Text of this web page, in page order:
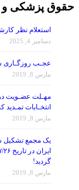
حقوق پزشکی و
استعلام نظر
دسامبر 4, 2025
عجـب روزگـاری
مارس 8, 2019
انتخـابات تمـدید
مارس 8, 2019
یک مجمع تشکیل
گردید!
مارس 8, 2019